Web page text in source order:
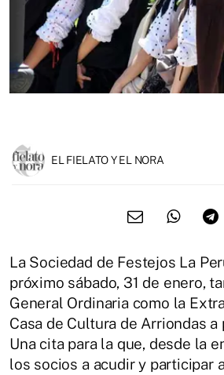
EL FIELATO Y EL NORA
La Sociedad de Festejos La
próximo sábado, 31 de enero,
General Ordinaria como la
Casa de Cultura de Arriondas a
Una cita para la que, desde la
los socios a acudir y participar